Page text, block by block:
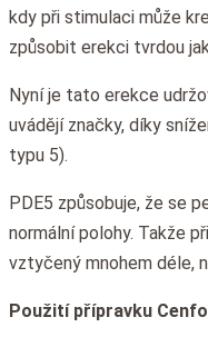
kdy při stimulaci může
způsobit erekci tvrdou
Nyní je tato erekce
uvádějí značky, díky
typu 5).
PDE5 způsobuje, že se
normální polohy. Takže
vztyčený mnohem déle,
Použití přípravku